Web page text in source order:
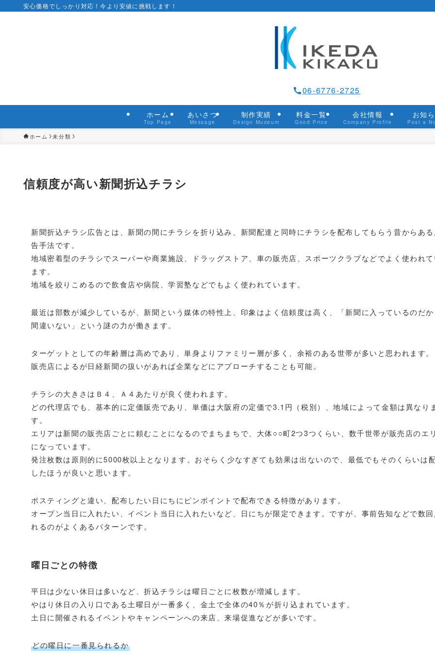
安心価格でしっかり対応！今より安値に挑戦します！
ホーム
Top Page
あいさつ
Message
制作実績
Design Museum
料金一覧
Good Price
会社情報
Company Profile
お知
Post a
06-6776-2725
ホーム 未分類
信頼度が高い新聞折込チラシ
新聞折込チラシ広告とは、新聞の間にチラシを折り込み、新聞配達と同時にチラシを配布してもらう昔からあ
告手法です。
地域密着型のチラシでスーパーや商業施設、ドラッグストア、車の販売店、スポーツクラブなどでよく使われ
ます。
地域を絞りこめるので飲食店や病院、学習塾などでもよく使われています。
最近は部数が減少しているが、新聞という媒体の特性上、印象はよく信頼度は高く、「新聞に入っているのだ
間違いない」という謎の力が働きます。
ターゲットとしての年齢層は高めであり、単身よりファミリー層が多く、余裕のある世帯が多いと思われます。
販売店によるが日経新聞の扱いがあれば企業などにアプローチすることも可能。
チラシの大きさはＢ４、Ａ４あたりが良く使われます。
どの代理店でも、基本的に定価販売であり、単価は大阪府の定価で3.1円（税別）、地域によって金額は異なり
す。
エリアは新聞の販売店ごとに頼むことになるのでまちまちで、大体○○町2つ3つくらい、数千世帯が販売店のエ
になっています。
発注枚数は原則的に5000枚以上となります。おそらく少なすぎても効果は出ないので、最低でもそのくらいは
したほうが良いと思います。
ポスティングと違い、配布したい日にちにピンポイントで配布できる特徴があります。
オープン当日に入れたい、イベント当日に入れたいなど、日にちが限定できます。ですが、事前告知などで数
れるのがよくあるパターンです。
曜日ごとの特徴
平日は少ない休日は多いなど、折込チラシは曜日ごとに枚数が増減します。
やはり休日の入り口である土曜日が一番多く、金土で全体の40％が折り込まれています。
土日に開催されるイベントやキャンペーンへの来店、来場促進などが多いです。
どの曜日に一番見られるか